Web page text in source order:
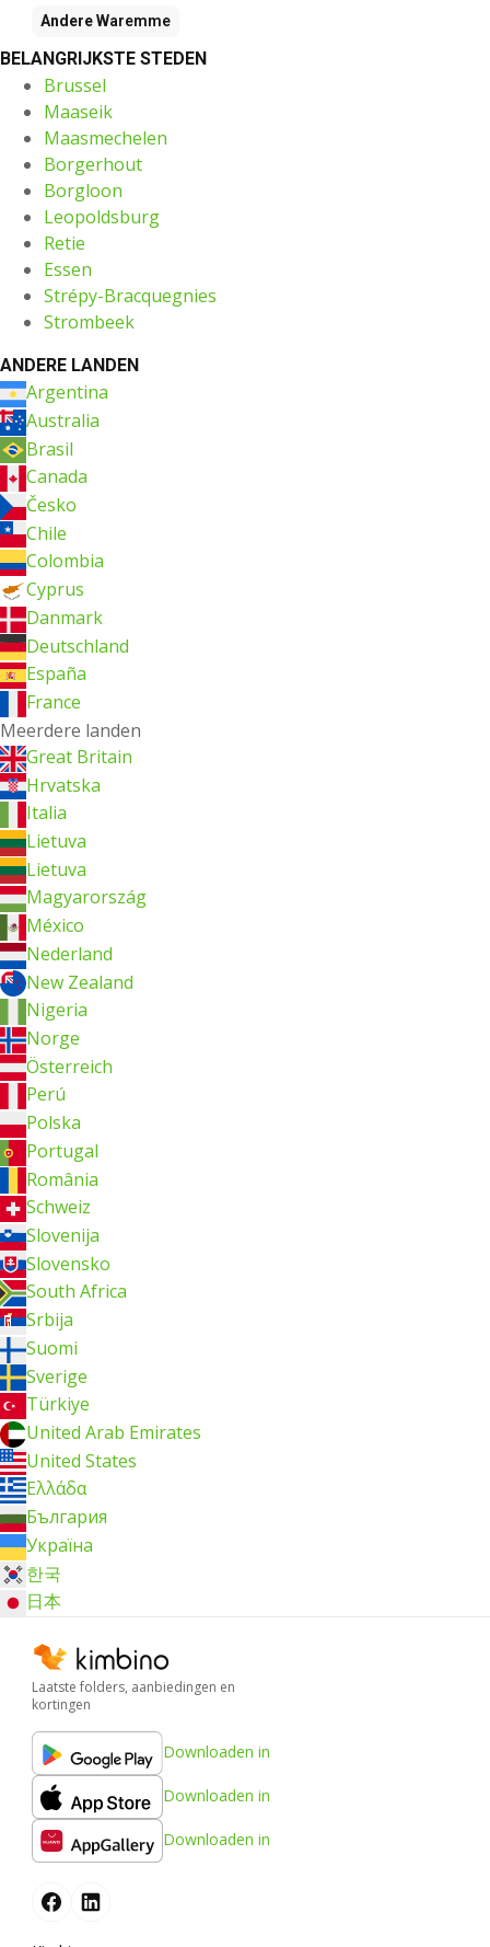
AndereWaremme
BELANGRIJKSTE STEDEN
Brussel
Maaseik
Maasmechelen
Borgerhout
Borgloon
Leopoldsburg
Retie
Essen
Strépy-Bracquegnies
Strombeek
ANDERE LANDEN
Argentina
Australia
Brasil
Canada
Česko
Chile
Colombia
Cyprus
Danmark
Deutschland
España
France
Meerdere landen
Great Britain
Hrvatska
Italia
Lietuva
Lietuva
Magyarország
México
Nederland
New Zealand
Nigeria
Norge
Österreich
Perú
Polska
Portugal
România
Schweiz
Slovenija
Slovensko
South Africa
Srbija
Suomi
Sverige
Türkiye
United Arab Emirates
United States
Ελλάδα
България
Україна
한국
日本
Laatste folders, aanbiedingen en
kortingen
Downloaden in
Downloaden in
Downloaden in